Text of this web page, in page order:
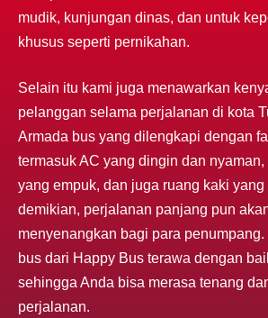
mudik, kunjungan dinas, dan untuk
khusus seperti pernikahan.
Selain itu kami juga menawarkan
pelanggan selama perjalanan di kota
Armada bus yang dilengkapi dengan
termasuk AC yang dingin dan
yang empuk, dan juga ruang kaki
demikian, perjalanan panjang pun
menyenangkan bagi para
bus dari Happy Bus terawa dengan
sehingga Anda bisa merasa tenang
perjalanan.